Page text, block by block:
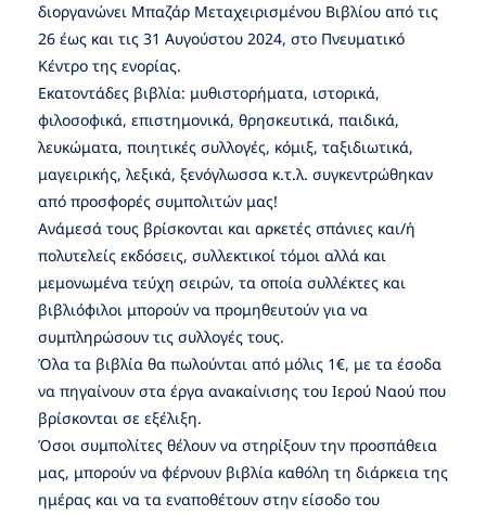
διοργανώνει Μπαζάρ Μεταχειρισμένου Βιβλίου από τις
26 έως και τις 31 Αυγούστου 2024, στο Πνευματικό
Κέντρο της ενορίας.
Εκατοντάδες βιβλία: μυθιστορήματα, ιστορικά,
φιλοσοφικά, επιστημονικά, θρησκευτικά, παιδικά,
λευκώματα, ποιητικές συλλογές, κόμιξ, ταξιδιωτικά,
μαγειρικής, λεξικά, ξενόγλωσσα κ.τ.λ. συγκεντρώθηκαν
από προσφορές συμπολιτών μας!
Ανάμεσά τους βρίσκονται και αρκετές σπάνιες και/ή
πολυτελείς εκδόσεις, συλλεκτικοί τόμοι αλλά και
μεμονωμένα τεύχη σειρών, τα οποία συλλέκτες και
βιβλιόφιλοι μπορούν να προμηθευτούν για να
συμπληρώσουν τις συλλογές τους.
Όλα τα βιβλία θα πωλούνται από μόλις 1€, με τα έσοδα
να πηγαίνουν στα έργα ανακαίνισης του Ιερού Ναού που
βρίσκονται σε εξέλιξη.
Όσοι συμπολίτες θέλουν να στηρίξουν την προσπάθεια
μας, μπορούν να φέρνουν βιβλία καθόλη τη διάρκεια της
ημέρας και να τα εναποθέτουν στην είσοδο του